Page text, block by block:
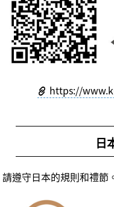
https://
日
請遵守日本的規則和禮節